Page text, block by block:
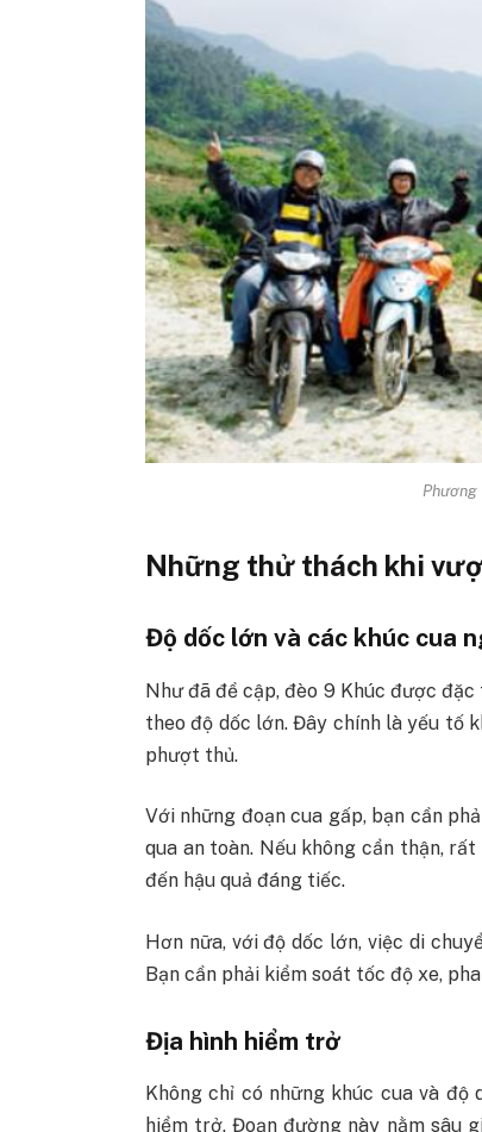
Phương
Những thử thách khi
Độ dốc lớn và các khúc cua
Như đã đề cập, đèo 9 Khúc được
theo độ dốc lớn. Đây chính là yếu tố
phượt thủ.
Với những đoạn cua gấp, bạn cần
qua an toàn. Nếu không cẩn thận,
đến hậu quả đáng tiếc.
Hơn nữa, với độ dốc lớn, việc di
Bạn cần phải kiểm soát tốc độ xe,
Địa hình hiểm trở
Không chỉ có những khúc cua và
hiểm trở. Đoạn đường này nằm sâu